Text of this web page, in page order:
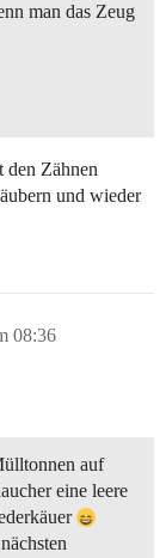
man das Zeug
den Zähnen
und wieder
08:36
auf
eine leere